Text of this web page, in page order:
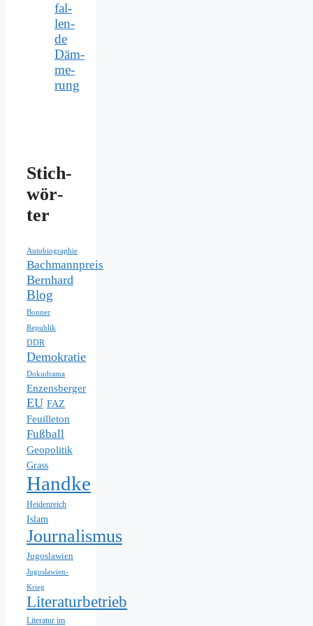
fal­
len­
de
Däm­
me­
rung
Stich­
wör­
ter
Autobiographie
Bachmannpreis
Bernhard
Blog
Bonner
Republik
DDR
Demokratie
Dokudrama
Enzensberger
EU FAZ
Feuilleton
Fußball
Geopolitik
Grass
Handke
Heidenreich
Islam
Journalismus
Jugoslawien
Jugoslawien-
Krieg
Literaturbetrieb
Literatur im